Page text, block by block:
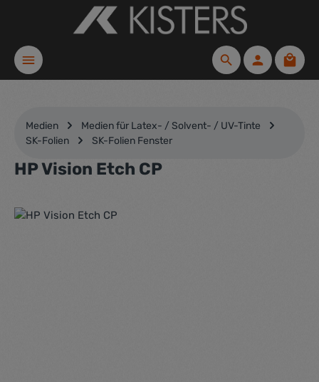
Zum Hauptinhalt springen
Medien
Medien für Latex- / Solvent- / UV-Tinte
SK-Folien
SK-Folien Fenster
HP Vision Etch CP
Bildergalerie überspringen